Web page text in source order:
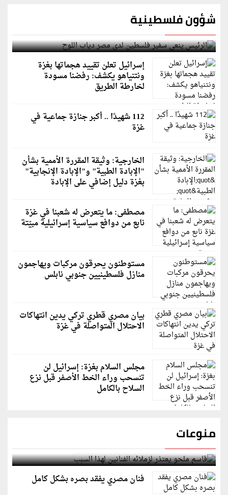
شؤون فلسطينية
الرئيس ينعى سفير فلسطين لدى مصر دياب اللوح
إسرائيل تعلن تقييد هجماتها بغزة
ونتنياهو يكشف: رفضنا مسودة
لخارطة الطريق
112 شهيدًا .. أكبر جنازة جماعية في
غزة
الخارجية: وثيقة المقررة الأممية بشأن
"الإبادة الطبية" و"الإبادة الإنجابية"
بغزة دليل إضافي على الإبادة
مصطفى: ما يتعرض له شعبنا في غزة
نابع من دوافع سياسية إسرائيلية مبيّتة
مستوطنون يحرقون مركبات ويهاجمون
منازل فلسطينيين جنوبي نابلس
بيان مصري قطري تركي يدين انتهاكات
الاحتلال المتواصلة في غزة
مجلس السلام بغزة: إسرائيل لن
تنسحب وراء الخط الأصفر قبل نزع
السلاح بالكامل
منوعات
قاسم ملحو يعتذر لزملائه الفنانين لهذا السبب
فنان مصري يفقد بصره بشكل كامل